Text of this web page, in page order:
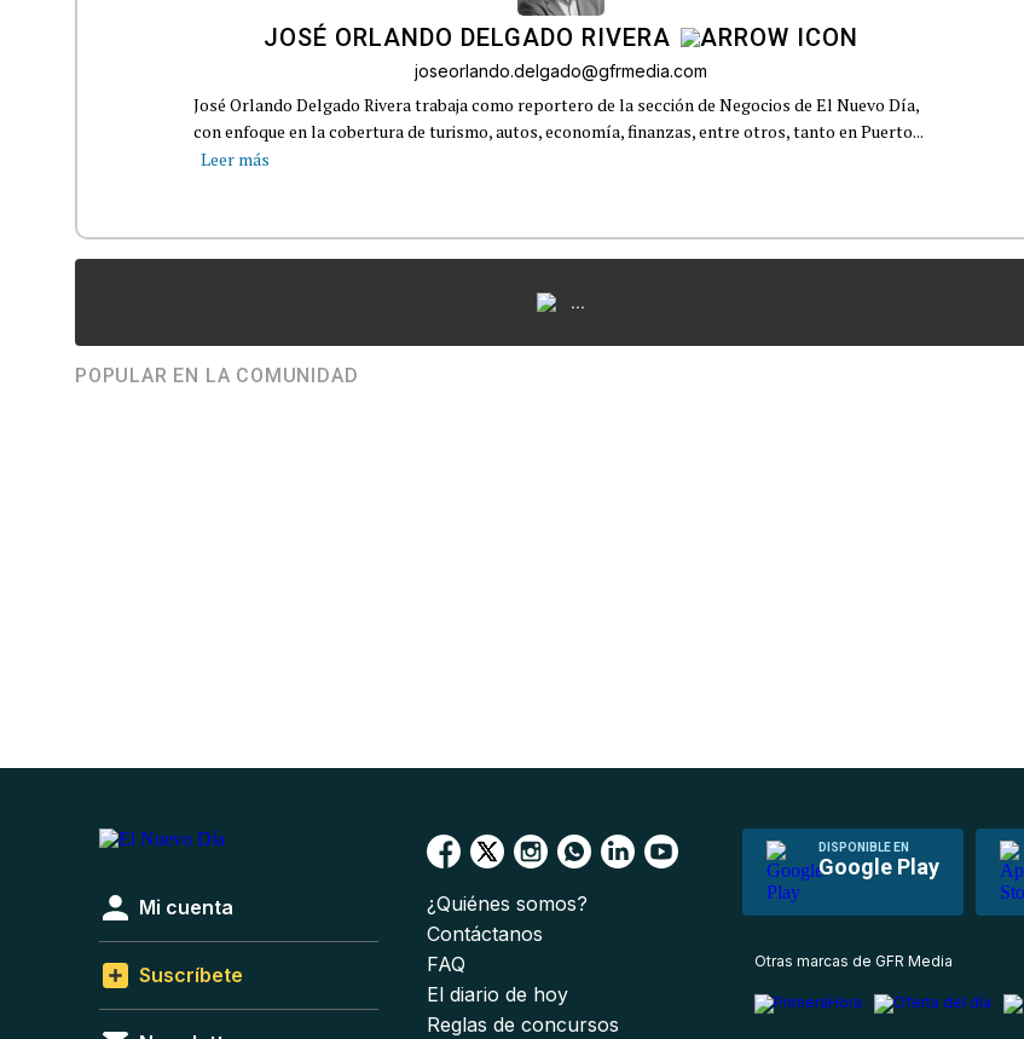
JOSÉ ORLANDO DELGADO RIVERA
joseorlando.delgado@gfrmedia.com
José Orlando Delgado Rivera trabaja como reportero de la sección de Negocios de El Nuevo Día,
con enfoque en la cobertura de turismo, autos, economía, finanzas, entre otros, tanto en Puerto...
Leer más
...
POPULAR EN LA COMUNIDAD
DISPONIBLE EN
Google Play
Mi cuenta
Suscríbete
¿Quiénes somos?
Contáctanos
FAQ
El diario de hoy
Reglas de concursos
Otras marcas de GFR Media